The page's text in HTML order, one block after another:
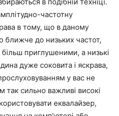
частотну
в тому, що в даному
ближче до низьких частот,
приглушеними, а низькі
дуже соковита і яскрава,
у вас не
так сильно важливі високі
еквалайзер,